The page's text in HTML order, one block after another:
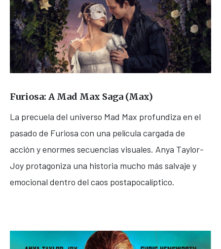
Furiosa: A Mad Max Saga (Max)
La precuela del universo Mad Max profundiza en el
pasado de Furiosa con una película cargada de
acción y enormes secuencias visuales. Anya Taylor-
Joy protagoniza una historia mucho más salvaje y
emocional dentro del caos postapocalíptico.